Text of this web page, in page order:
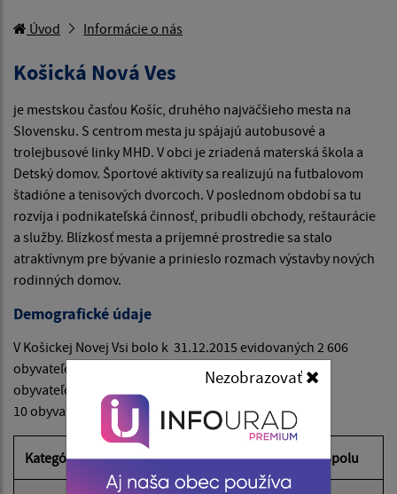
Úvod Informácie o nás
Košická Nová Ves
je mestskou časťou Košíc, druhého najväčšieho mesta na
Slovensku. S centrom mesta ju spájajú autobusové a
trolejbusové linky MHD. V obci je zriadená materská škola a
Detský domov. Športové aktivity sa realizujú na futbalovom
štadióne a tenisových dvorcoch. V poslednom období sa tu
rozvíja i podnikateľská činnosť, pribudli obchody, reštaurácie
a služby. Blízkosť mesta a príjemné prostredie sa stalo
atraktívnym pre bývanie a prinieslo rozmach výstavby nových
rodinných domov.
Demografické údaje
V Košickej Novej Vsi bolo k 31.12.2015 evidovaných 2 606
obyvateľov, pre porovnanie k 31.12.2014 to bolo 2 616
obyvateľov, čo predstavovalo medziročný úbytok
10 obyvateľov.
Kategória Muži Ženy Spolu
Nezobrazovať